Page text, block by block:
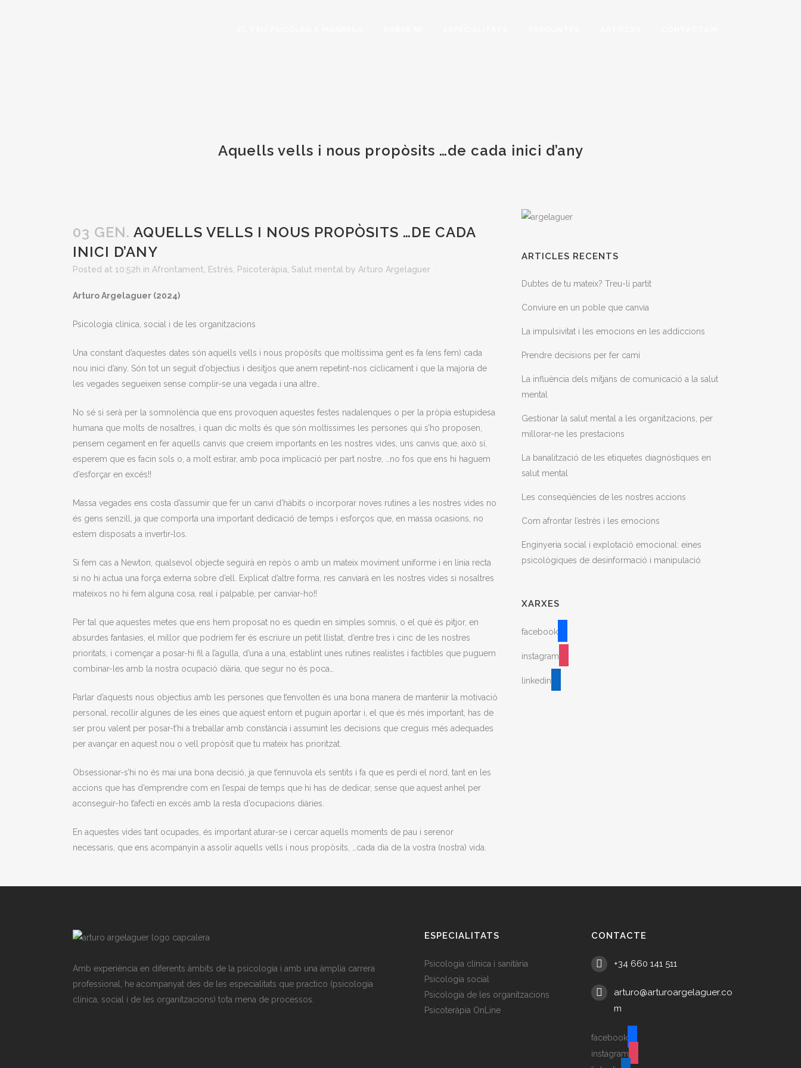
Aquells vells i nous propòsits …de cada inici d’any
03 GEN. AQUELLS VELLS I NOUS PROPÒSITS …DE CADA
INICI D’ANY
Posted at 10:52h in Afrontament Estrès Psicoteràpia Salut mental by Arturo Argelaguer
Arturo Argelaguer (2024)
Psicologia clínica, social i de les organitzacions
Una constant d’aquestes dates són aquells vells i nous propòsits que moltíssima gent es fa (ens fem) cada
nou inici d’any. Són tot un seguit d’objectius i desitjos que anem repetint-nos cíclicament i que la majoria de
les vegades segueixen sense complir-se una vegada i una altre…
No sé si serà per la somnolència que ens provoquen aquestes festes nadalenques o per la pròpia estupidesa
humana que molts de nosaltres, i quan dic molts és que són moltíssimes les persones qui s’ho proposen,
pensem cegament en fer aquells canvis que creiem importants en les nostres vides, uns canvis que, això sí,
esperem que es facin sols o, a molt estirar, amb poca implicació per part nostre, …no fos que ens hi haguem
d’esforçar en excés!!
Massa vegades ens costa d’assumir que fer un canvi d’hàbits o incorporar noves rutines a les nostres vides no
és gens senzill, ja que comporta una important dedicació de temps i esforços que, en massa ocasions, no
estem disposats a invertir-los.
Si fem cas a Newton, qualsevol objecte seguirà en repòs o amb un mateix moviment uniforme i en línia recta
si no hi actua una força externa sobre d’ell. Explicat d’altre forma, res canviarà en les nostres vides si nosaltres
mateixos no hi fem alguna cosa, real i palpable, per canviar-ho!!
Per tal que aquestes metes que ens hem proposat no es quedin en simples somnis, o el què és pitjor, en
absurdes fantasies, el millor que podríem fer és escriure un petit llistat, d’entre tres i cinc de les nostres
prioritats, i començar a posar-hi fil a l’agulla, d’una a una, establint unes rutines realistes i factibles que puguem
combinar-les amb la nostra ocupació diària, que segur no és poca…
Parlar d’aquests nous objectius amb les persones que t’envolten és una bona manera de mantenir la motivació
personal, recollir algunes de les eines que aquest entorn et puguin aportar i, el que és més important, has de
ser prou valent per posar-t’hi a treballar amb constància i assumint les decisions que creguis més adequades
per avançar en aquest nou o vell propòsit que tu mateix has prioritzat.
Obsessionar-s’hi no és mai una bona decisió, ja que t’ennuvola els sentits i fa que es perdi el nord, tant en les
accions que has d’emprendre com en l’espai de temps que hi has de dedicar, sense que aquest anhel per
aconseguir-ho t’afecti en excés amb la resta d’ocupacions diàries.
En aquestes vides tant ocupades, és important aturar-se i cercar aquells moments de pau i serenor
necessaris, que ens acompanyin a assolir aquells vells i nous propòsits, …cada dia de la vostra (nostra) vida.
ARTICLES RECENTS
Dubtes de tu mateix? Treu-li partit
Conviure en un poble que canvia
La impulsivitat i les emocions en les addiccions
Prendre decisions per fer camí
La influència dels mitjans de comunicació a la salut
mental
Gestionar la salut mental a les organitzacions, per
millorar-ne les prestacions
La banalització de les etiquetes diagnòstiques en
salut mental
Les conseqüències de les nostres accions
Com afrontar l’estrès i les emocions
Enginyeria social i explotació emocional: eines
psicològiques de desinformació i manipulació
XARXES
facebook
instagram
linkedin
Amb experiència en diferents àmbits de la psicologia i amb una àmplia carrera
professional, he acompanyat des de les especialitats que practico (psicologia
clínica, social i de les organitzacions) tota mena de processos.
ESPECIALITATS
Psicologia clínica i sanitària
Psicologia social
Psicologia de les organitzacions
Psicoteràpia OnLine
CONTACTE
+34 660 141 511
arturo@arturoargelaguer.co
m
facebook
instagram